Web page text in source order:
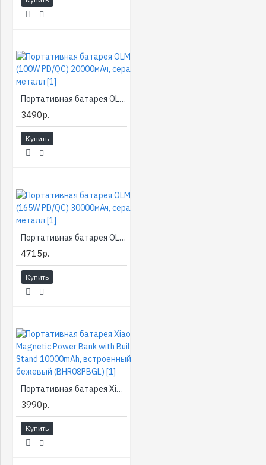
Портативная батарея OLMIO T-20, (100W PD/QC) 20000мАч, серая, металл [1]
3490р.
Купить
Портативная батарея OLMIO T-30, (165W PD/QC) 30000мАч, серая, металл [1]
4715р.
Купить
Портативная батарея Xiaomi Magnetic Power Bank with Built-in Stand 10000mAh, встроенный кабель, бежевый (BHR08PBGL) [1]
3990р.
Купить